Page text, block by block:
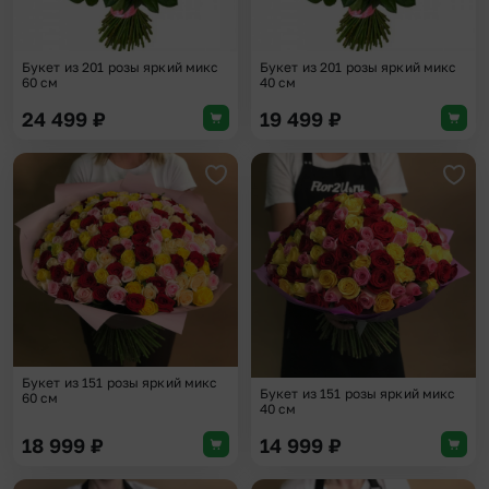
Букет из 201 розы яркий микс
60 см
24 499 ₽
Букет из 201 розы яркий микс
40 см
19 499 ₽
Добавить в избранное
Букет из 151 розы яркий микс
60 см
18 999 ₽
Букет из 151 розы яркий микс
40 см
14 999 ₽